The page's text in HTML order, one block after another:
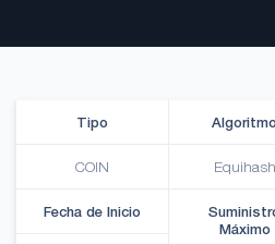
Tipo
COIN
Algoritmo
Equihash
Fecha de Inicio
Máximo